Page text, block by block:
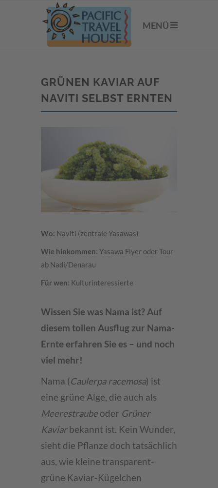
MENÜ
GRÜNEN KAVIAR AUF
NAVITI SELBST ERNTEN
Wo: Naviti (zentrale Yasawas)
Wie hinkommen: Yasawa Flyer oder Tour
ab Nadi/Denarau
Für wen: Kulturinteressierte
Wissen Sie was Nama ist? Auf
diesem tollen Ausflug zur Nama-
Ernte erfahren Sie es – und noch
viel mehr!
Nama (Caulerpa racemosa) ist
eine grüne Alge, die auch als
Meerestraubeoder Grüner
Kaviarbekannt ist. Kein Wunder,
sieht die Pflanze doch tatsächlich
aus, wie kleine transparent-
grüne Kaviar-Kügelchen